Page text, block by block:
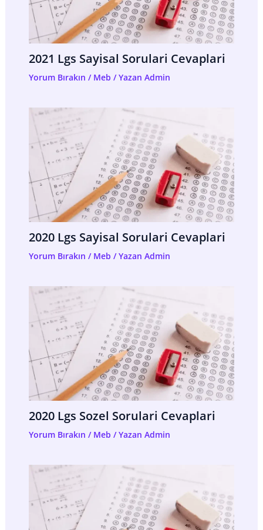
2021 Lgs Sayisal Sorulari Cevaplari
Yorum Bırakın / Meb / Yazan Admin
2020 Lgs Sayisal Sorulari Cevaplari
Yorum Bırakın / Meb / Yazan Admin
2020 Lgs Sozel Sorulari Cevaplari
Yorum Bırakın / Meb / Yazan Admin